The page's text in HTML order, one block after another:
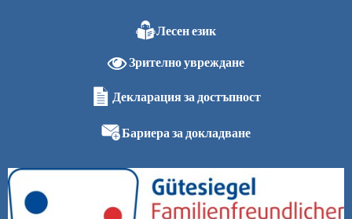
Лесен език
Зрително увреждане
Декларация за достъпност
Бариера за докладване